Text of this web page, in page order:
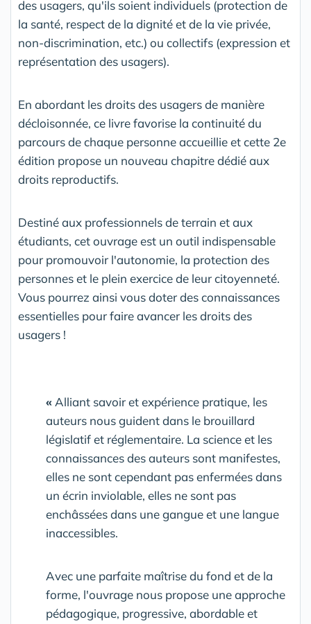
des usagers, qu'ils soient individuels (protection de
la santé, respect de la dignité et de la vie privée,
non-discrimination, etc.) ou collectifs (expression et
représentation des usagers).
En abordant les droits des usagers de manière
décloisonnée, ce livre favorise la continuité du
parcours de chaque personne accueillie et cette 2e
édition propose un nouveau chapitre dédié aux
droits reproductifs.
Destiné aux professionnels de terrain et aux
étudiants, cet ouvrage est un outil indispensable
pour promouvoir l'autonomie, la protection des
personnes et le plein exercice de leur citoyenneté.
Vous pourrez ainsi vous doter des connaissances
essentielles pour faire avancer les droits des
usagers !
« Alliant savoir et expérience pratique, les
auteurs nous guident dans le brouillard
législatif et réglementaire. La science et les
connaissances des auteurs sont manifestes,
elles ne sont cependant pas enfermées dans
un écrin inviolable, elles ne sont pas
enchâssées dans une gangue et une langue
inaccessibles.
Avec une parfaite maîtrise du fond et de la
forme, l'ouvrage nous propose une approche
pédagogique, progressive, abordable et